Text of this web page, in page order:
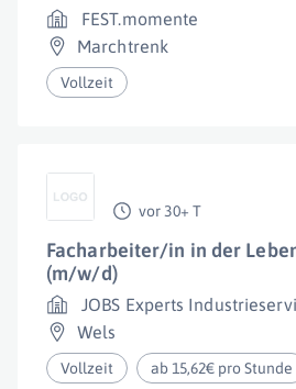
FEST.momente
Marchtrenk
Vollzeit
vor 30+ T
Facharbeiter/in in der
(m/w/d)
JOBS Experts
Wels
Vollzeit ab 15,62€ pro Stunde